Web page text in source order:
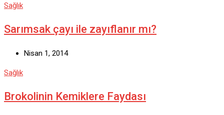
Sağlık
Sarımsak çayı ile zayıflanır mı?
Nisan 1, 2014
Sağlık
Brokolinin Kemiklere Faydası